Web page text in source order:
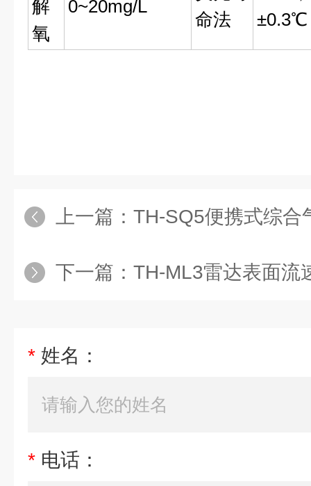
解
氧
0~20mg/L
命法
±0.3℃
上一篇： TH-SQ5便携式综合
下一篇： TH-ML3雷达表面流
* 姓名：
* 电话：